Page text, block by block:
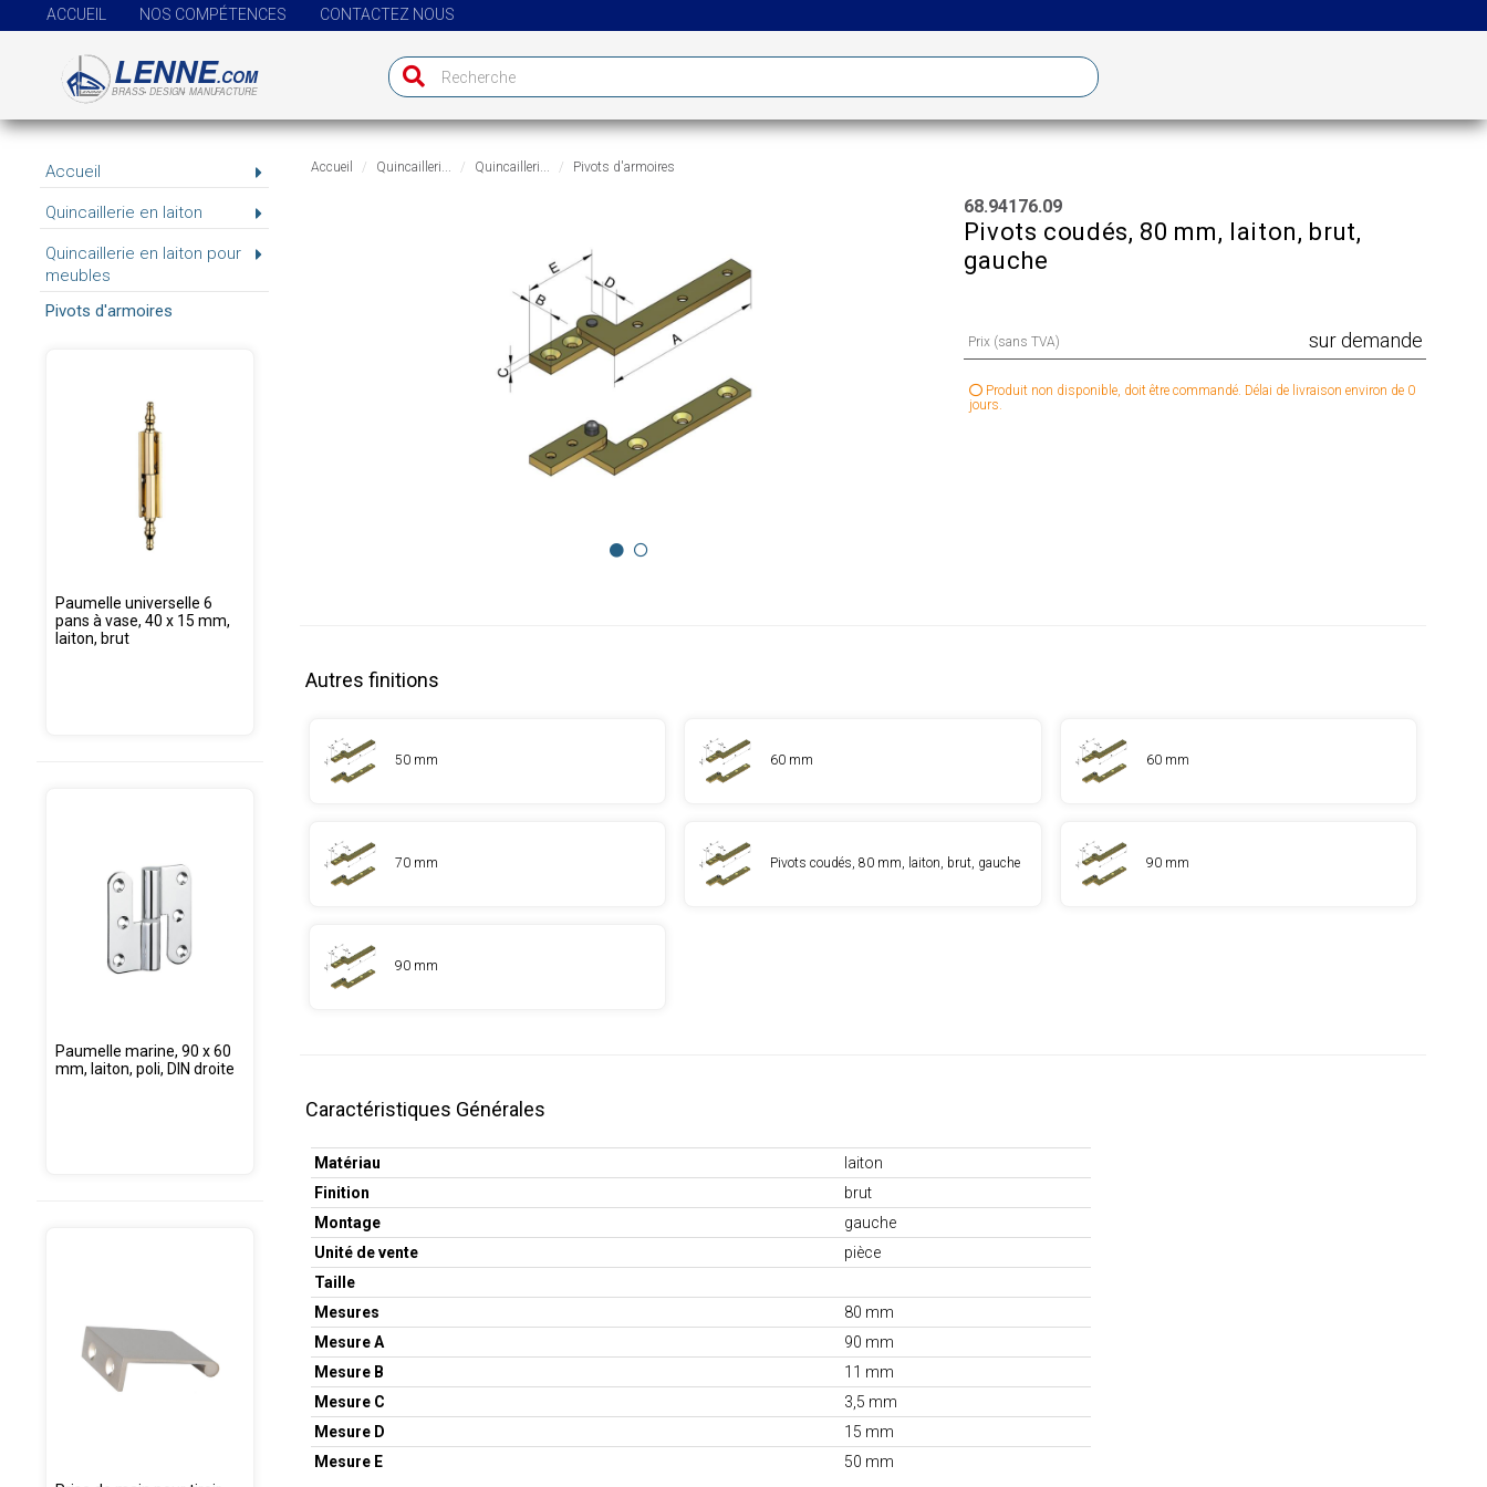
ACCUEIL NOS COMPÉTENCES CONTACTEZ NOUS
Accueil
Quincaillerie en laiton
Quincaillerie en laiton pour
meubles
Pivots d'armoires
Paumelle universelle 6
pans à vase, 40 x 15 mm,
laiton, brut
Paumelle marine, 90 x 60
mm, laiton, poli, DIN droite
Accueil Quincailleri... Quincailleri... Pivots d'armoires
68.94176.09
Pivots coudés, 80 mm, laiton, brut,
gauche
Prix (sans TVA) sur demande
Produit non disponible, doit être commandé. Délai de livraison environ de 0
jours.
Autres finitions
50 mm 60 mm 60 mm
70 mm Pivots coudés, 80 mm, laiton, brut, gauche 90 mm
90 mm
Caractéristiques Générales
Matériau
laiton
Finition
brut
Montage
gauche
Unité de vente
pièce
Taille
Mesures
80 mm
Mesure A
90 mm
Mesure B
11 mm
Mesure C
3,5 mm
Mesure D
15 mm
Mesure E
50 mm